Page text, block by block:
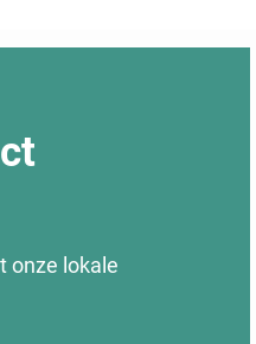
onze lokale